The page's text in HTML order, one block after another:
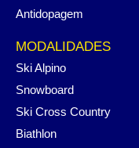
Antidopagem
MODALIDADES
Ski Alpino
Snowboard
Ski Cross Country
Biathlon